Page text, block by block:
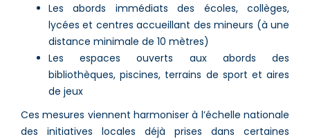
Les abords immédiats des écoles, collèges,
lycées et centres accueillant des mineurs (à une
distance minimale de 10 mètres)
Les espaces ouverts aux abords des
bibliothèques, piscines, terrains de sport et aires
de jeux
Ces mesures viennent harmoniser à l’échelle nationale
des initiatives locales déjà prises dans certaines